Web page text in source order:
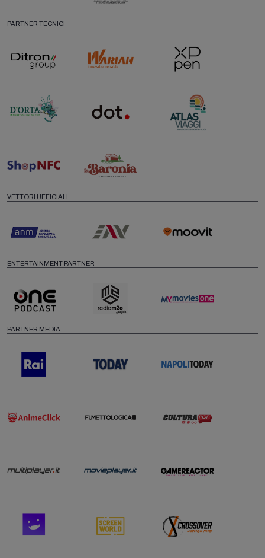
PARTNER TECNICI
VETTORI UFFICIALI
ENTERTAINMENT PARTNER
PARTNER MEDIA